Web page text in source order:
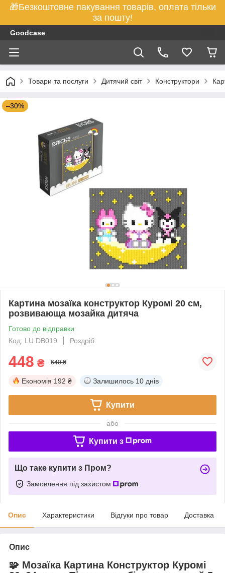
🎁Безкоштовне пакування товарів, оплата тільки
за пошту!
Goodcase
Товари та послуги Дитячий світ Конструктори
–30%
Картина мозаїка конструктор Куромі 20 см,
розвивающа мозайка дитяча
Готово до відправки
Код: LU DB019
Роздріб
448 ₴ 640 ₴
Економія 192 ₴ Залишилось 10 днів
Купити
або
Купити з
Що таке купити з Пром?
Замовлення під захистом
Опис Характеристики Відгуки про товар Доставка
Опис
🧩 Мозаїка Картина Конструктор Куромі